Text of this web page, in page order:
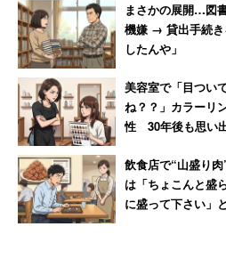
まさかの展開…図
機嫌 → 貸出手続き
したんや」
美容室で「目つい
ね？？」カラーリ
性 30年後も思い
飲食店で“山盛り
は「ちょこんと盛
に盛って下さい」